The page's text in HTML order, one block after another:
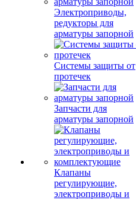
Электроприводы,
редукторы для
арматуры запорной
Системы защиты от
протечек
Запчасти для
арматуры запорной
Клапаны
регулирующие,
электроприводы и